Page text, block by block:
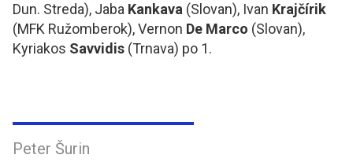
Dun. Streda), Jaba Kankava (Slovan), Ivan Krajčírik
(MFK Ružomberok), Vernon De Marco (Slovan),
Kyriakos Savvidis (Trnava) po 1.
Peter Šurin